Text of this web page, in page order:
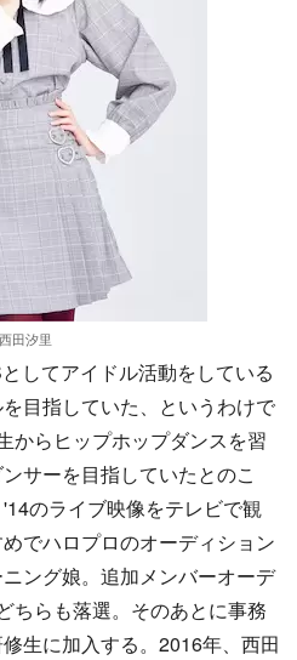
西田汐里
してアイドル活動をしている
目指していた、というわけで
からヒップホップダンスを習
サーを目指していたとのこ
のライブ映像をテレビで観
でハロプロのオーディション
ング娘。追加メンバーオーデ
ちらも落選。そのあとに事務
生に加入する。2016年、西田